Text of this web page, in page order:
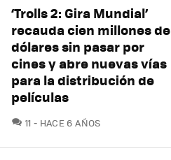
‘Trolls 2: Gira Mundial’
recauda cien millones de
dólares sin pasar por
cines y abre nuevas vías
para la distribución de
películas
11 COMENTARIOS
HACE 6 AÑOS